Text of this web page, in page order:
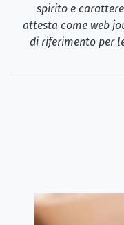
spirito e
attesta come web
di riferimento per